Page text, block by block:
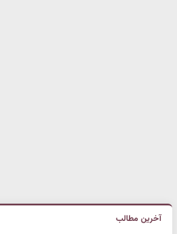
آخرین مطالب